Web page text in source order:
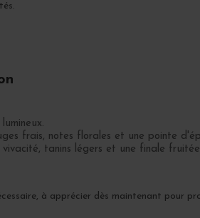
frais, notes florales et une pointe
tanins légers et une finale
à apprécier dès maintenant pour